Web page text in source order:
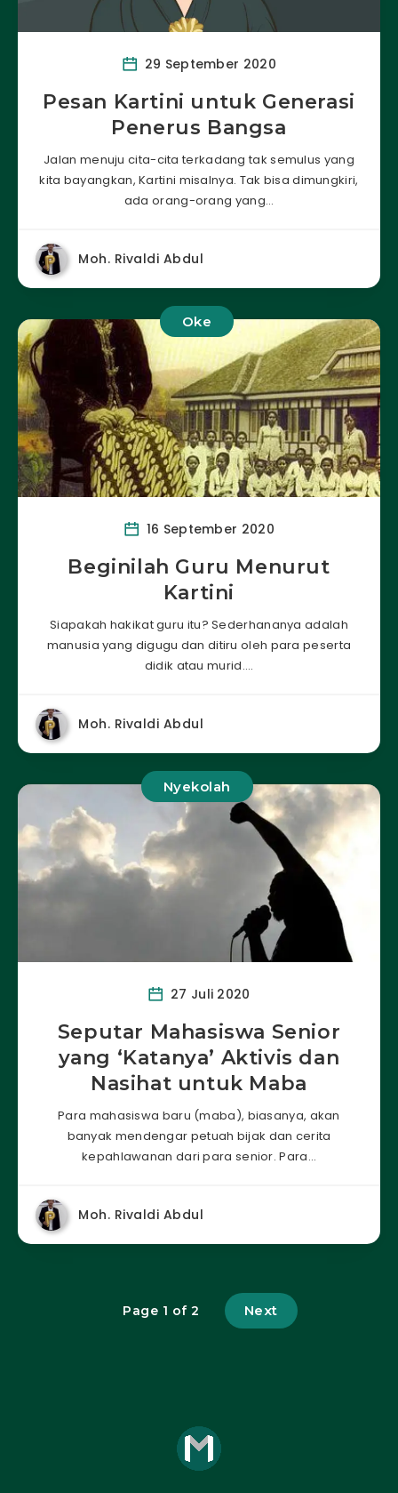
29 September 2020
Pesan Kartini untuk Generasi
Penerus Bangsa
Jalan menuju cita-cita terkadang tak semulus yang
kita bayangkan, Kartini misalnya. Tak bisa dimungkiri,
ada orang-orang yang…
Moh. Rivaldi Abdul
Oke
16 September 2020
Beginilah Guru Menurut
Kartini
Siapakah hakikat guru itu? Sederhananya adalah
manusia yang digugu dan ditiru oleh para peserta
didik atau murid….
Moh. Rivaldi Abdul
Nyekolah
27 Juli 2020
Seputar Mahasiswa Senior
yang ‘Katanya’ Aktivis dan
Nasihat untuk Maba
Para mahasiswa baru (maba), biasanya, akan
banyak mendengar petuah bijak dan cerita
kepahlawanan dari para senior. Para…
Moh. Rivaldi Abdul
Page 1 of 2 Next